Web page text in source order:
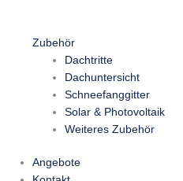
Zubehör
Dachtritte
Dachuntersicht
Schneefanggitter
Solar & Photovoltaik
Weiteres Zubehör
Angebote